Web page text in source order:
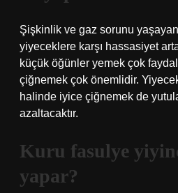
Şişkinlik ve gaz sorunu
yiyeceklere karşı hassasiyet
küçük öğünler yemek çok
çiğnemek çok önemlidir.
halinde iyice çiğnemek de
azaltacaktır.
Kuru fasulye
yapar?